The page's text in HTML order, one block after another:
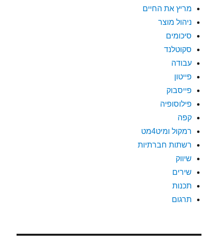
מריץ את החיים
ניהול מוצר
סיכומים
סקוטלנד
עבודה
פייטון
פייסבוק
פילוסופיה
קפה
רמקול ומיט4מט
רשתות חברתיות
שיווק
שירים
תכנות
תרגום